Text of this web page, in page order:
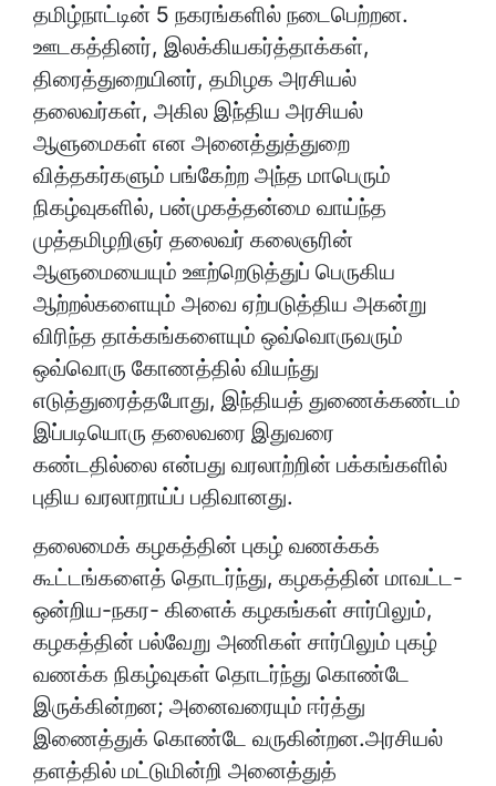
தமிழ்நாட்டின் 5 நகரங்களில் நடைபெற்றன.
ஊடகத்தினர், இலக்கியகர்த்தாக்கள்,
திரைத்துறையினர், தமிழக அரசியல்
தலைவர்கள், அகில இந்திய அரசியல்
ஆளுமைகள் என அனைத்துத்துறை
வித்தகர்களும் பங்கேற்ற அந்த மாபெரும்
நிகழ்வுகளில், பன்முகத்தன்மை வாய்ந்த
முத்தமிழறிஞர் தலைவர் கலைஞரின்
ஆளுமையையும் ஊற்றெடுத்துப் பெருகிய
ஆற்றல்களையும் அவை ஏற்படுத்திய அகன்று
விரிந்த தாக்கங்களையும் ஒவ்வொருவரும்
ஒவ்வொரு கோணத்தில் வியந்து
எடுத்துரைத்தபோது, இந்தியத் துணைக்கண்டம்
இப்படியொரு தலைவரை இதுவரை
கண்டதில்லை என்பது வரலாற்றின் பக்கங்களில்
புதிய வரலாறாய்ப் பதிவானது.
தலைமைக் கழகத்தின் புகழ் வணக்கக்
கூட்டங்களைத் தொடர்ந்து, கழகத்தின் மாவட்ட-
ஒன்றிய-நகர- கிளைக் கழகங்கள் சார்பிலும்,
கழகத்தின் பல்வேறு அணிகள் சார்பிலும் புகழ்
வணக்க நிகழ்வுகள் தொடர்ந்து கொண்டே
இருக்கின்றன; அனைவரையும் ஈர்த்து
இணைத்துக் கொண்டே வருகின்றன.அரசியல்
தளத்தில் மட்டுமின்றி அனைத்துத்